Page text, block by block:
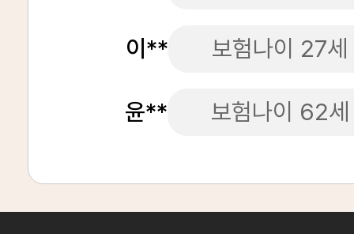
이** 보험나이 27세
윤** 보험나이 62세